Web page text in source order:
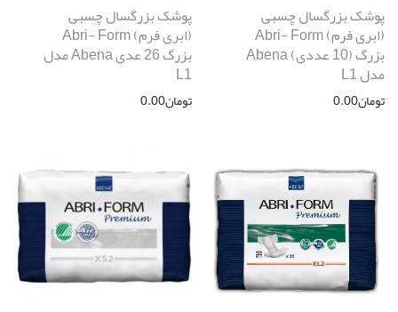
پوشک بزرگسال چسبی
(ابری فرم) Abri- Form
بزرگ (10 عددی) Abena
مدل L1
تومان0.00
پوشک بزرگسال چسبی
(ابری فرم) Abri- Form
بزرگ 26 عدی Abena مدل
L1
تومان0.00